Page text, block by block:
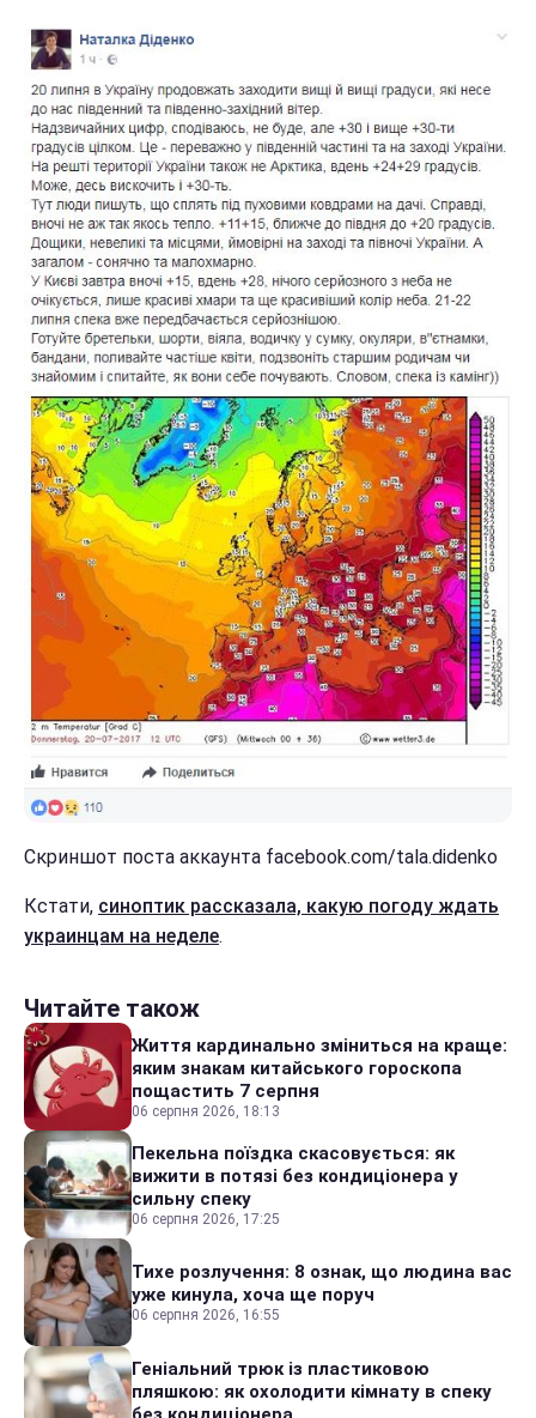
Скриншот поста аккаунта facebook.com/tala.didenko
Кстати, синоптик рассказала, какую погоду ждать
украинцам на неделе.
Читайте також
Життя кардинально зміниться на краще:
яким знакам китайського гороскопа
пощастить 7 серпня
06 серпня 2026, 18:13
Пекельна поїздка скасовується: як
вижити в потязі без кондиціонера у
сильну спеку
06 серпня 2026, 17:25
Тихе розлучення: 8 ознак, що людина вас
уже кинула, хоча ще поруч
06 серпня 2026, 16:55
Геніальний трюк із пластиковою
пляшкою: як охолодити кімнату в спеку